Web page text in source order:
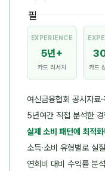
EXPERIENCE
5년+
카드 리서치 카드
여신금융협회 공시자료
5년여간 직접 분석한
실제 소비 패턴에 최적
소득·소비 유형별로 실
연회비 대비 수익률 분